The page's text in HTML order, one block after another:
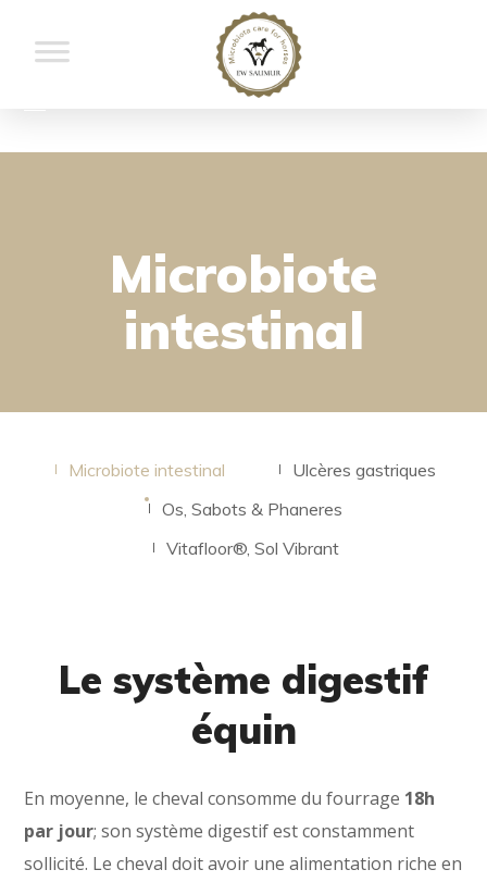
Microbiote
intestinal
Microbiote intestinal
Ulcères gastriques
Os, Sabots & Phaneres
Vitafloor®, Sol Vibrant
Le système digestif
équin
En moyenne, le cheval consomme du fourrage 18h
par jour; son système digestif est constamment
sollicité. Le cheval doit avoir une alimentation riche en